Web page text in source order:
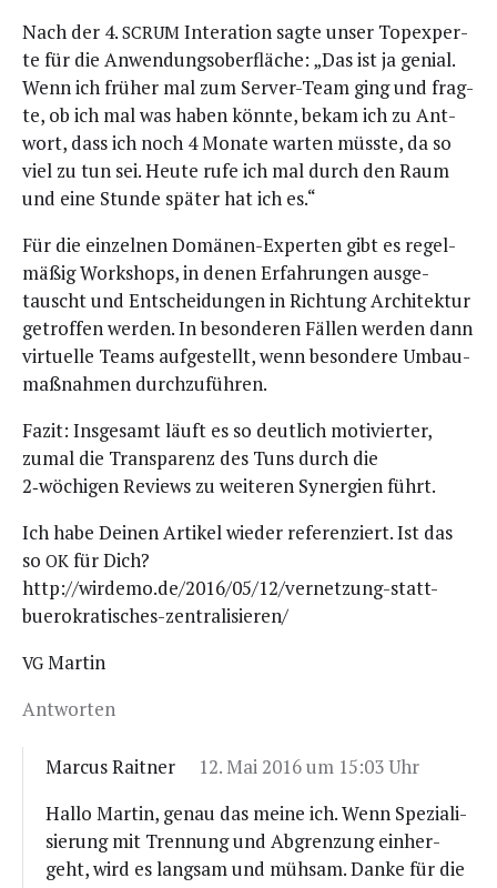
Nach der 4. SCRUM Inte­r­ati­on sag­te unser Top­ex­per­
te für die Anwen­dungs­ober­flä­che: „Das ist ja geni­al.
Wenn ich frü­her mal zum Ser­ver-Team ging und frag­
te, ob ich mal was haben könn­te, bekam ich zu Ant­
wort, dass ich noch 4 Mona­te war­ten müss­te, da so
viel zu tun sei. Heu­te rufe ich mal durch den Raum
und eine Stun­de spä­ter hat ich es.“
Für die ein­zel­nen Domä­nen-Exper­ten gibt es regel­
mä­ßig Work­shops, in denen Erfah­run­gen aus­ge­
tauscht und Ent­schei­dun­gen in Rich­tung Archi­tek­tur
getrof­fen wer­den. In beson­de­ren Fäl­len wer­den dann
vir­tu­el­le Teams auf­ge­stellt, wenn beson­de­re Umbau­
maß­nah­men durchzuführen.
Fazit: Ins­ge­samt läuft es so deut­lich moti­vier­ter,
zumal die Trans­pa­renz des Tuns durch die
2‑wöchigen Reviews zu wei­te­ren Syn­er­gien führt.
Ich habe Dei­nen Arti­kel wie­der refe­ren­ziert. Ist das
so OK für Dich?
http://wirdemo.de/2016/05/12/vernetzung-statt-
buerokratisches-zentralisieren/
VG Mar­tin
Antworten
Marcus Raitner
12. Mai 2016 um 15:03 Uhr
Hal­lo Mar­tin, genau das mei­ne ich. Wenn Spe­zia­li­
sie­rung mit Tren­nung und Abgren­zung ein­her­
geht, wird es lang­sam und müh­sam. Dan­ke für die